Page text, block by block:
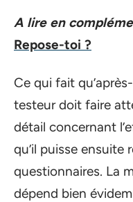
A lire en
Repose-toi ?
Ce qui fait
testeur doit faire
détail concernant
qu’il puisse ensuite
questionnaires. La
dépend bien